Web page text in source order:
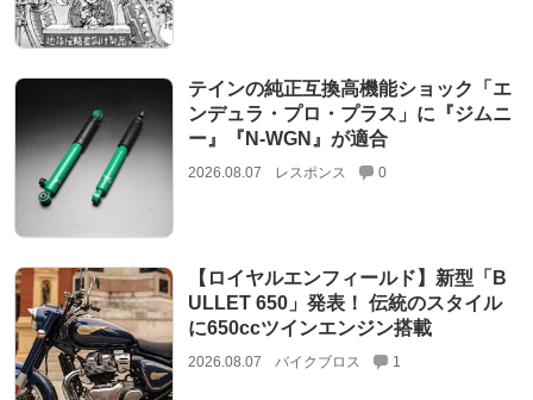
テインの純正互換高機能ショック「エ
ンデュラ・プロ・プラス」に『ジムニ
ー』『N-WGN』が適合
2026.08.07 レスポンス 0
【ロイヤルエンフィールド】新型「B
ULLET 650」発表！ 伝統のスタイル
に650ccツインエンジン搭載
2026.08.07 バイクブロス 1